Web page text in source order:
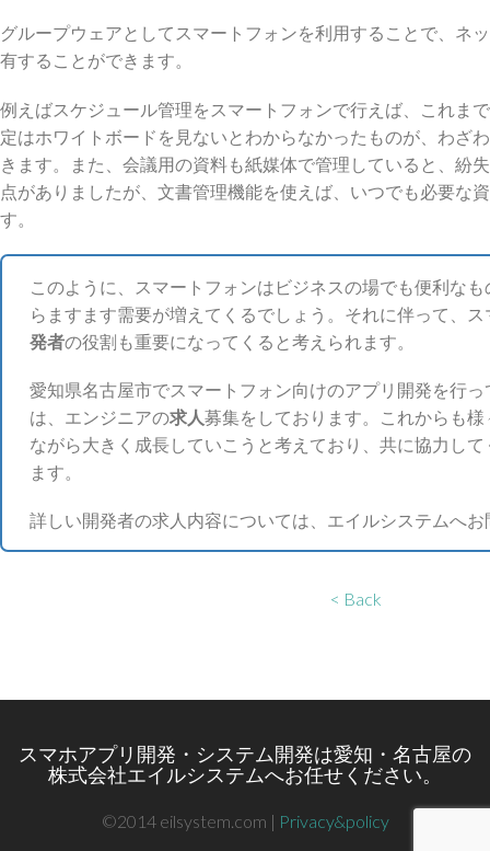
グループウェアとしてスマートフォンを利用することで、ネ
有することができます。
例えばスケジュール管理をスマートフォンで行えば、これま
定はホワイトボードを見ないとわからなかったものが、わざ
きます。また、会議用の資料も紙媒体で管理していると、紛
点がありましたが、文書管理機能を使えば、いつでも必要な
す。
このように、スマートフォンはビジネスの場でも便利な
らますます需要が増えてくるでしょう。それに伴って、
発者の役割も重要になってくると考えられます。
愛知県名古屋市でスマートフォン向けのアプリ開発を行
は、エンジニアの求人 募集をしております。これからも
ながら大きく成長していこうと考えており、共に協力し
ます。
詳しい開発者の求人内容については、エイルシステムへ
< Back
スマホアプリ開発・システム開発は愛知・名古屋の
株式会社エイルシステムへお任せください。
©2014 eilsystem.com | Privacy&policy